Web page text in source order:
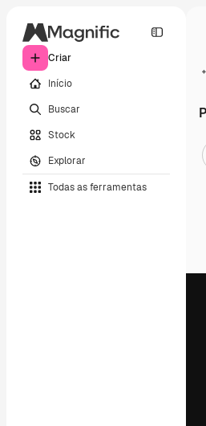
Criar
Início
Buscar
Stock
Explorar
Todas as ferramentas